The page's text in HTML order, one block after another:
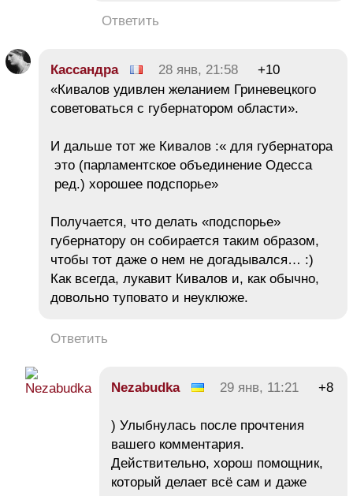
Ответить
Кассандра 28 янв, 21:58
+10
«Кивалов удивлен желанием Гриневецкого
советоваться с губернатором области».
И дальше тот же Кивалов :« для губернатора
это (парламентское объединение Одесса
ред.) хорошее подспорье»
Получается, что делать «подспорье»
губернатору он собирается таким образом,
чтобы тот даже о нем не догадывался… :)
Как всегда, лукавит Кивалов и, как обычно,
довольно туповато и неуклюже.
Ответить
Nezabudka 29 янв, 11:21 +8
) Улыбнулась после прочтения
вашего комментария.
Действительно, хорош помощник,
который делает всё сам и даже